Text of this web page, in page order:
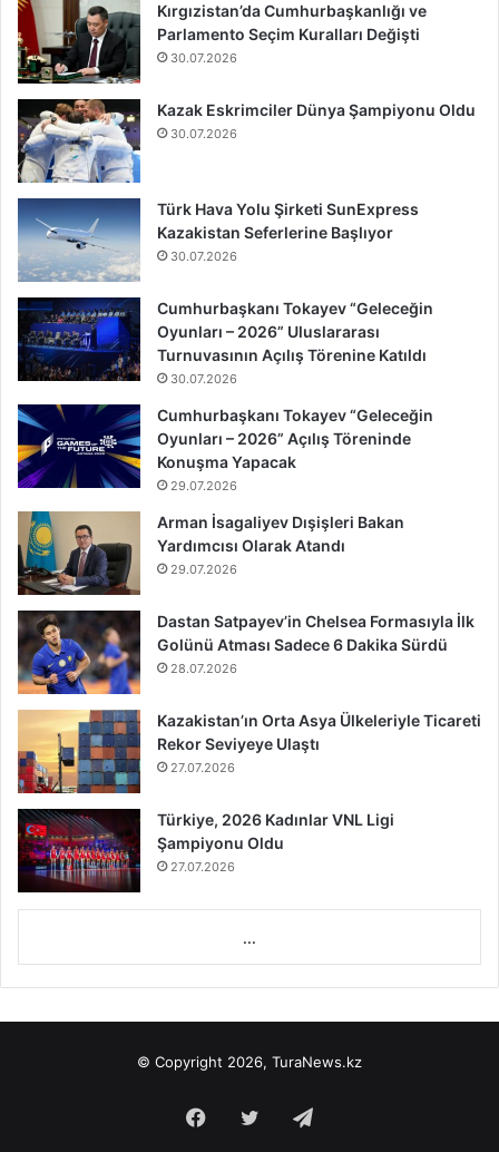
Kırgızistan’da Cumhurbaşkanlığı ve
Parlamento Seçim Kuralları Değişti
30.07.2026
Kazak Eskrimciler Dünya Şampiyonu Oldu
30.07.2026
Türk Hava Yolu Şirketi SunExpress
Kazakistan Seferlerine Başlıyor
30.07.2026
Cumhurbaşkanı Tokayev “Geleceğin
Oyunları – 2026” Uluslararası
Turnuvasının Açılış Törenine Katıldı
30.07.2026
Cumhurbaşkanı Tokayev “Geleceğin
Oyunları – 2026” Açılış Töreninde
Konuşma Yapacak
29.07.2026
Arman İsagaliyev Dışişleri Bakan
Yardımcısı Olarak Atandı
29.07.2026
Dastan Satpayev’in Chelsea Formasıyla İlk
Golünü Atması Sadece 6 Dakika Sürdü
28.07.2026
Kazakistan’ın Orta Asya Ülkeleriyle Ticareti
Rekor Seviyeye Ulaştı
27.07.2026
Türkiye, 2026 Kadınlar VNL Ligi
Şampiyonu Oldu
27.07.2026
...
© Copyright 2026, TuraNews.kz
Facebook
Twitter